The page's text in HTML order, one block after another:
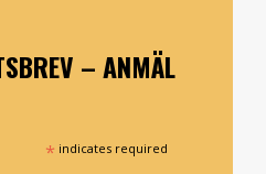
– ANMÄL
* indicates required